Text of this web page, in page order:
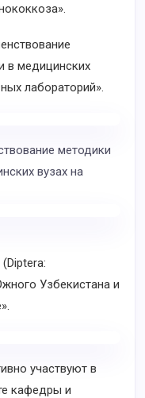
в медицинских
лабораторий».
методики
вузах на
Узбекистана и
участвуют в
кафедры и